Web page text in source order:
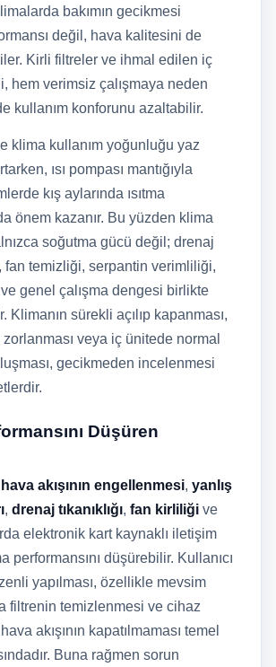
bakımın gecikmesi
değil, hava kalitesini de
Kirli filtreler ve ihmal edilen iç
hem verimsiz çalışmaya neden
kullanım konforunu azaltabilir.
klima kullanım yoğunluğu yaz
ısı pompası mantığıyla
kış aylarında ısıtma
önem kazanır. Bu yüzden klima
soğutma gücü değil; drenaj
fan temizliği, serpantin verimliliği,
genel çalışma dengesi birlikte
Klimanın sürekli açılıp kapanması,
veya iç ünitede normal
gecikmeden incelenmesi
Düşüren
hava akışının engellenmesi, yanlış
, drenaj tıkanıklığı, fan kirliliği ve
elektronik kart kaynaklı iletişim
performansını düşürebilir. Kullanıcı
yapılması, özellikle mevsim
filtrenin temizlenmesi ve cihaz
akışının kapatılmaması temel
Buna rağmen sorun